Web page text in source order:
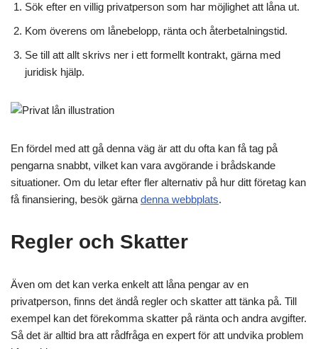
Sök efter en villig privatperson som har möjlighet att låna ut.
Kom överens om lånebelopp, ränta och återbetalningstid.
Se till att allt skrivs ner i ett formellt kontrakt, gärna med
juridisk hjälp.
En fördel med att gå denna väg är att du ofta kan få tag på
pengarna snabbt, vilket kan vara avgörande i brådskande
situationer. Om du letar efter fler alternativ på hur ditt företag kan
få finansiering, besök gärna denna webbplats.
Regler och Skatter
Även om det kan verka enkelt att låna pengar av en
privatperson, finns det ändå regler och skatter att tänka på. Till
exempel kan det förekomma skatter på ränta och andra avgifter.
Så det är alltid bra att rådfråga en expert för att undvika problem